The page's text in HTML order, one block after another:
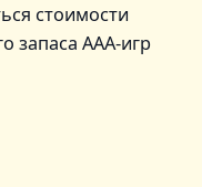
стоимости
запаса AAA-игр